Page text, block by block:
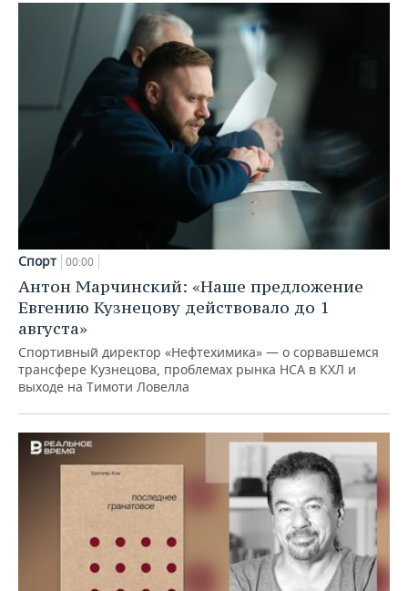
Спорт 00:00
Антон Марчинский: «Наше предложение
Евгению Кузнецову действовало до 1
августа»
Спортивный директор «Нефтехимика» — о сорвавшемся
трансфере Кузнецова, проблемах рынка НСА в КХЛ и
выходе на Тимоти Ловелла